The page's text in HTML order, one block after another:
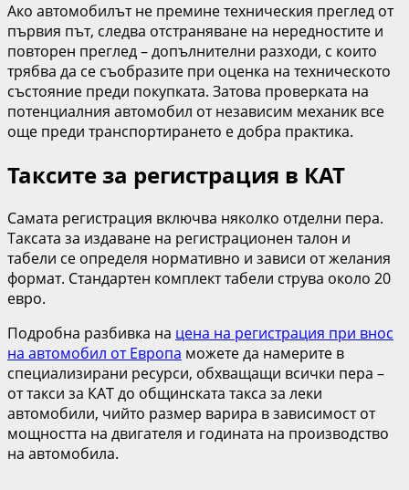
Ако автомобилът не премине техническия преглед от
първия път, следва отстраняване на нередностите и
повторен преглед – допълнителни разходи, с които
трябва да се съобразите при оценка на техническото
състояние преди покупката. Затова проверката на
потенциалния автомобил от независим механик все
още преди транспортирането е добра практика.
Таксите за регистрация в КАТ
Самата регистрация включва няколко отделни пера.
Таксата за издаване на регистрационен талон и
табели се определя нормативно и зависи от желания
формат. Стандартен комплект табели струва около 20
евро.
Подробна разбивка на цена на регистрация при внос
на автомобил от Европа можете да намерите в
специализирани ресурси, обхващащи всички пера –
от такси за КАТ до общинската такса за леки
автомобили, чийто размер варира в зависимост от
мощността на двигателя и годината на производство
на автомобила.